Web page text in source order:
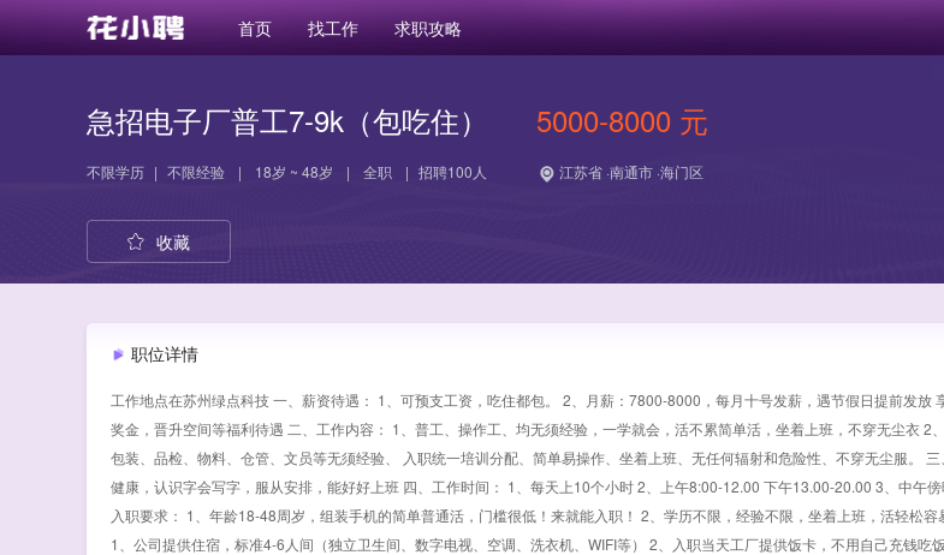
首页 找工作 求职攻略
急招电子厂普工7-9k（包吃住） 5000-8000 元
不限学历 | 不限经验 | 18岁 ~ 48岁 | 全职 | 招聘100人 江苏省 ·南通市 ·海门区
收藏
职位详情
工作地点在苏州绿点科技 一、薪资待遇： 1、可预支工资，吃住都包。 2、月薪：7800-8000，每月十号发薪，遇节假日提前发放
奖金，晋升空间等福利待遇 二、工作内容： 1、普工、操作工、均无须经验，一学就会，活不累简单活，坐着上班，不穿无尘衣 2
包装、品检、物料、仓管、文员等无须经验、 入职统一培训分配、简单易操作、坐着上班、无任何辐射和危险性、不穿无尘服。
健康，认识字会写字，服从安排，能好好上班 四、工作时间： 1、每天上10个小时 2、上午8:00-12.00 下午13.00-20.00 3、中午傍
入职要求： 1、年龄18-48周岁，组装手机的简单普通活，门槛很低！来就能入职！ 2、学历不限，经验不限，坐着上班，活轻松容
1、公司提供住宿，标准4-6人间（独立卫生间、数字电视、空调、洗衣机、WIFI等） 2、入职当天工厂提供饭卡，不用自己充钱吃